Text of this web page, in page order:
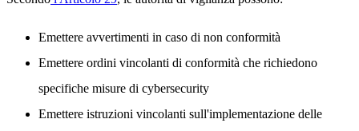
Emettere avvertimenti in caso di non conformità
Emettere ordini vincolanti di conformità che richiedono
specifiche misure di cybersecurity
Emettere istruzioni vincolanti sull'implementazione delle